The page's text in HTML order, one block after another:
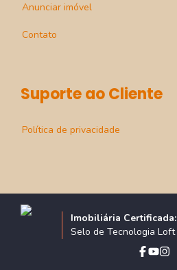
Anunciar imóvel
Contato
Suporte ao Cliente
Política de privacidade
Imobiliária Certificada:
Selo de Tecnologia Loft